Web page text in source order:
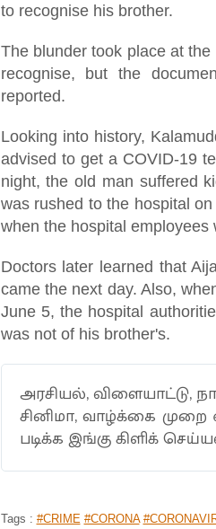
to recognise his brother.
The blunder took place at
recognise, but the
reported.
Looking into history,
advised to get a COVID-19
night, the old man suffered
was rushed to the hospital
when the hospital
Doctors later learned that
came the next day. Also,
June 5, the hospital
was not of his brother's.
அரசியல், விளையாட்டு,
சினிமா, வாழ்க்கை
படிக்க இங்கு கிளிக்
Tags : #CRIME #CORONA